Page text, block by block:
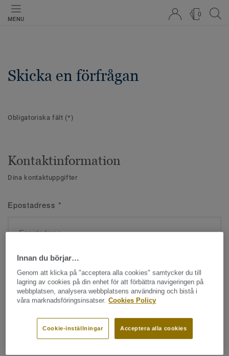
MENU
0
Skicka en förfrågan
Obligatoriska fält (*)
Kontaktinformation
Dina kontaktuppgifter
Epostadress *
Namn*
Efternamn*
Innan du börjar…
Genom att klicka på "acceptera alla cookies" samtycker du till
lagring av cookies på din enhet för att förbättra navigeringen på
webbplatsen, analysera webbplatsens användning och bistå i
våra marknadsföringsinsatser. Cookies Policy
Acceptera alla cookies
Cookie-inställningar